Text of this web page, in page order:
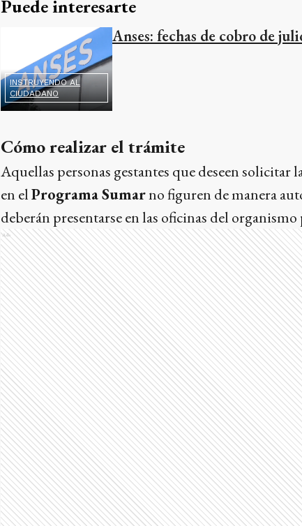
Puede interesarte
INSTRUYENDO AL
CIUDADANO
Anses: fechas de cobro de
Cómo realizar el trámite
Aquellas personas gestantes que deseen
en elPrograma Sumarno figuren de manera
deberán presentarse en las oficinas del
Ads